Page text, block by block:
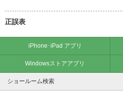
正誤表
iPhone･iPad アプリ
Windowsストアアプリ
ショールーム検索